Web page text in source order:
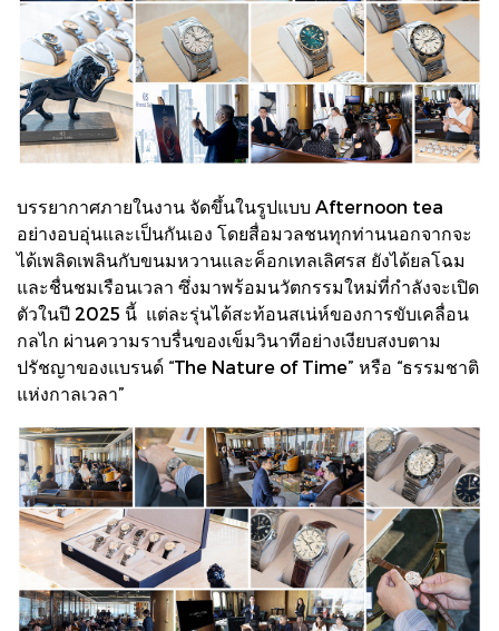
บรรยากาศภายในงาน จัดขึ้นในรูปแบบ Afternoon tea
อย่างอบอุ่นและเป็นกันเอง โดยสื่อมวลชนทุกท่านนอกจากจะ
ได้เพลิดเพลินกับขนมหวานและค็อกเทลเลิศรส ยังได้ยลโฉม
และชื่นชมเรือนเวลา ซึ่งมาพร้อมนวัตกรรมใหม่ที่กำลังจะเปิด
ตัวในปี 2025 นี้ แต่ละรุ่นได้สะท้อนสเน่ห์ของการขับเคลื่อน
กลไก ผ่านความราบรื่นของเข็มวินาทีอย่างเงียบสงบตาม
ปรัชญาของแบรนด์ “The Nature of Time” หรือ “ธรรมชาติ
แห่งกาลเวลา”